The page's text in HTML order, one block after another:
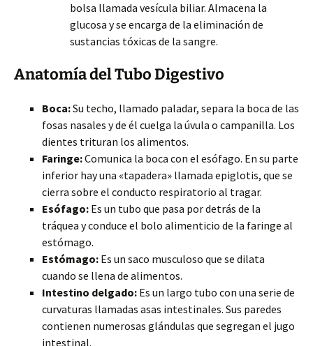
bolsa llamada vesícula biliar. Almacena la
glucosa y se encarga de la eliminación de
sustancias tóxicas de la sangre.
Anatomía del Tubo Digestivo
Boca:Su techo, llamado paladar, separa la boca de las
fosas nasales y de él cuelga la úvula o campanilla. Los
dientes trituran los alimentos.
Faringe:Comunica la boca con el esófago. En su parte
inferior hay una «tapadera» llamada epiglotis, que se
cierra sobre el conducto respiratorio al tragar.
Esófago: Es un tubo que pasa por detrás de la
tráquea y conduce el bolo alimenticio de la faringe al
estómago.
Estómago: Es un saco musculoso que se dilata
cuando se llena de alimentos.
Intestino delgado: Es un largo tubo con una serie de
curvaturas llamadas asas intestinales. Sus paredes
contienen numerosas glándulas que segregan el jugo
intestinal.